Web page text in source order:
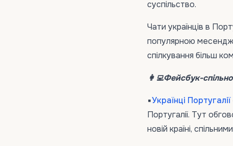
суспільство.
Чати українців в
популярною
спілкування більш
👩‍💻Фейсбук-
▪️Українці Португалії
Португалії. Тут
новій країні,